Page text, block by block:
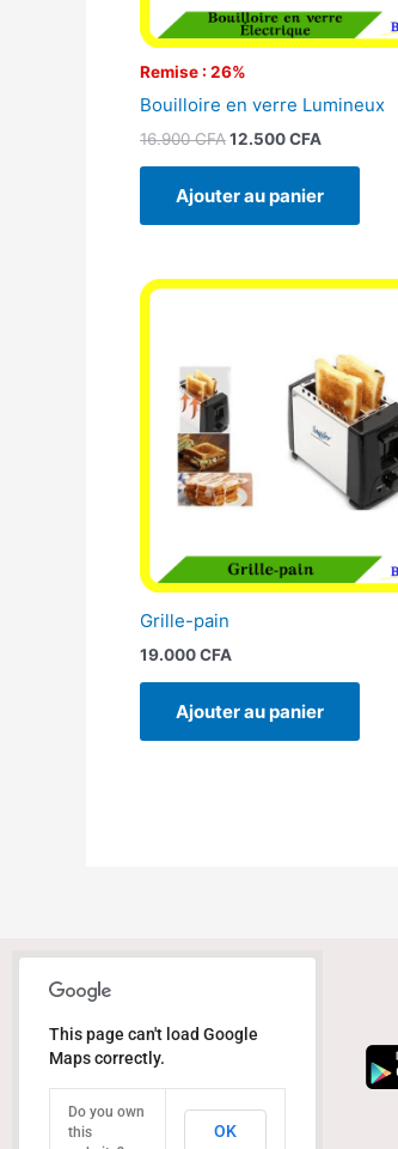
Remise : 26%
Bouilloire en verre Lumineux
16.900CFA12.500CFA
Ajouter au panier
Grille-pain
19.000CFA
Ajouter au panier
This page can't load Google
Maps correctly.
Do you own
this
OK